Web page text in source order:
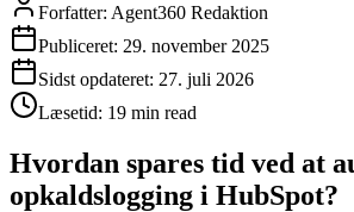
Forfatter: Agent360 Redaktion
Publiceret: 29. november 2025
Sidst opdateret: 27. juli 2026
Læsetid: 19 min read
Hvordan spares tid ved at
opkaldslogging i HubSpot?